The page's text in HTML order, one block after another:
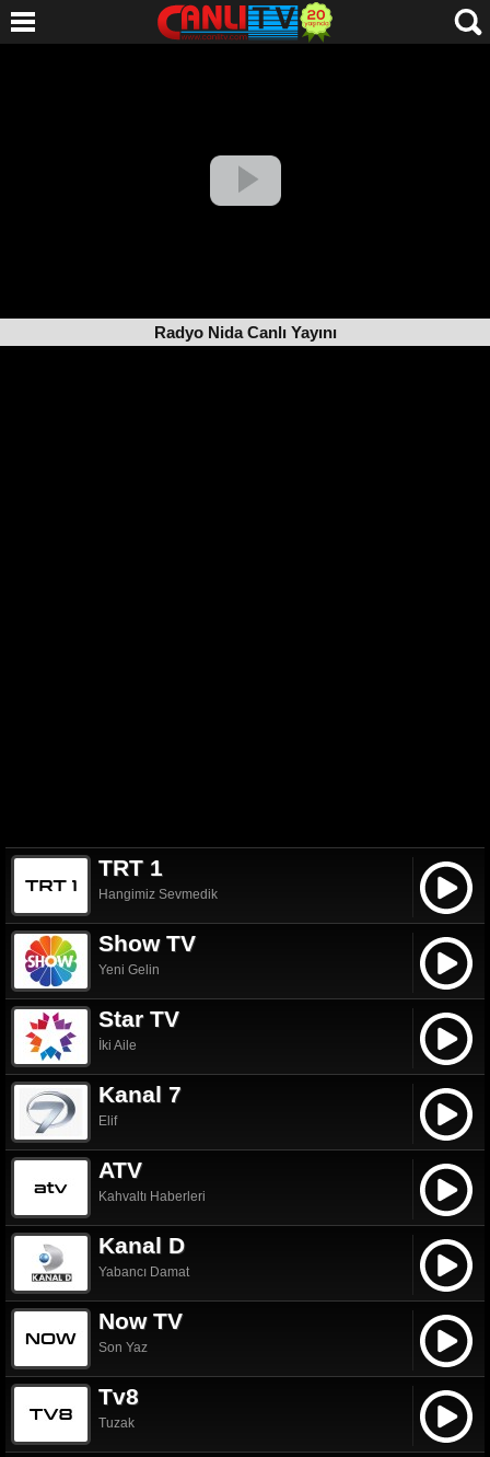
Radyo Nida Canlı Yayını
TRT 1
Hangimiz Sevmedik
Show TV
Yeni Gelin
Star TV
İki Aile
Kanal 7
Elif
ATV
Kahvaltı Haberleri
Kanal D
Yabancı Damat
Now TV
Son Yaz
Tv8
Tuzak